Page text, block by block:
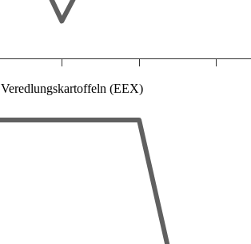
Veredlungskartoffeln (EEX)